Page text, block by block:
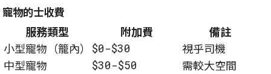
寵物的士收費
服務類型 附加費
備註
小型寵物（籠內）
$0-$30
視乎司機
中型寵物
$30-$50
需較大空間